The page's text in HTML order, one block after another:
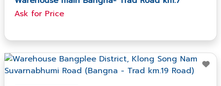
Ask​ for​ Price